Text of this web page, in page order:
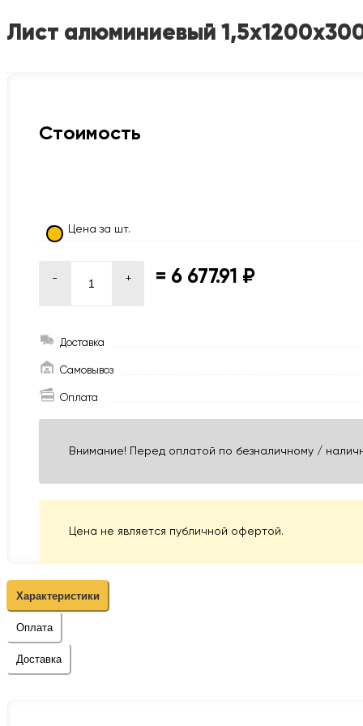
Лист алюминиевый
Стоимость
Цена за шт.
- + = 6 677.91 ₽
Доставка
Самовывоз
Оплата
Внимание! Перед оплатой по безналичному /
Цена не является публичной офертой.
Характеристики
Оплата
Доставка